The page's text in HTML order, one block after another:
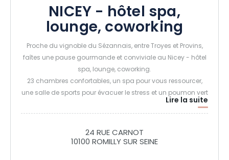
NICEY - hôtel spa,
lounge, coworking
Proche du vignoble du Sézannais, entre Troyes et Provins,
faîtes une pause gourmande et conviviale au Nicey - hôtel
spa, lounge, coworking.
23 chambres confortables, un spa pour vous ressourcer,
une salle de sports pour évacuer le stress et un poumon vert
à 2 pas de notre maison, profitez de votre séjour
professionnel ou de loisir pour découvrir la Champagne,
côté Seine.
Gourmandises et convivialité seront au rendez vous au
Lire la suite
24 RUE CARNOT
10100 ROMILLY SUR SEINE